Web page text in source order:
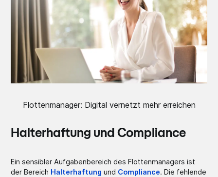
Flottenmanager: Digital vernetzt mehr erreichen
Halterhaftung und Compliance
Ein sensibler Aufgabenbereich des Flottenmanagers ist
der Bereich Halterhaftung und Compliance. Die fehlende